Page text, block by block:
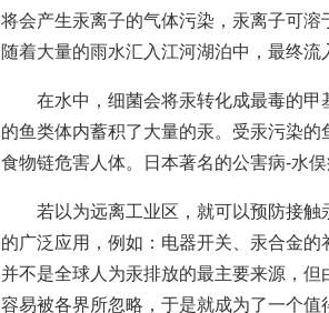
将会产生汞离子的气体污染，汞离子可
随着大量的雨水汇入江河湖泊中，最终流
在水中，细菌会将汞转化成最毒的
的鱼类体内蓄积了大量的汞。受汞污染
食物链危害人体。日本著名的公害病-水
若以为远离工业区，就可以预防接
的广泛应用，例如：电器开关、汞合金
并不是全球人为汞排放的最主要来源，
容易被各界所忽略，于是就成为了一个